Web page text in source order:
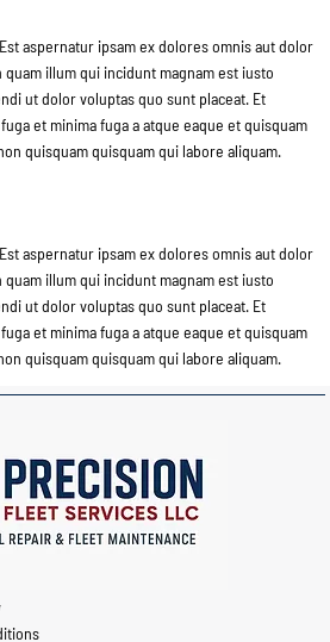
aspernatur ipsam ex dolores omnis aut dolor
illum qui incidunt magnam est iusto
ut dolor voluptas quo sunt placeat. Et
et minima fuga a atque eaque et quisquam
quisquam quisquam qui labore aliquam.
aspernatur ipsam ex dolores omnis aut dolor
illum qui incidunt magnam est iusto
ut dolor voluptas quo sunt placeat. Et
et minima fuga a atque eaque et quisquam
quisquam quisquam qui labore aliquam.